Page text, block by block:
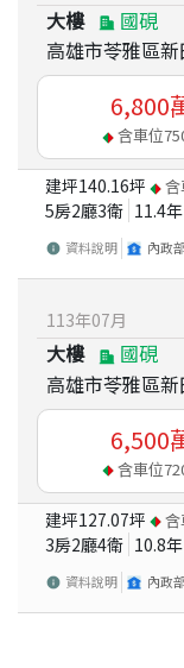
大樓
國硯
高雄市苓雅區
6,800
含車位
建坪140.16坪 含
5房2廳3衛 11.4年
資料說明 內政
113年07月
大樓
國硯
高雄市苓雅區
6,500
含車位
建坪127.07坪 含
3房2廳4衛 10.8年
資料說明 內政